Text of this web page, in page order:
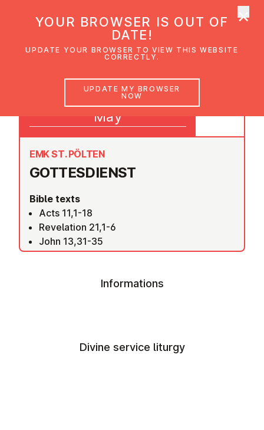
GOTTES­DI­ENST
EMK ST. PÖLTEN
Bible texts
Acts 11,1-18
Revelation 21,1-6
John 13,31-35
15
May
Informations
Divine service liturgy
YOUR BROWSER IS OUT OF
DATE!
UPDATE YOUR BROWSER TO VIEW THIS WEBSITE
CORRECTLY.
UPDATE MY BROWSER
NOW
×